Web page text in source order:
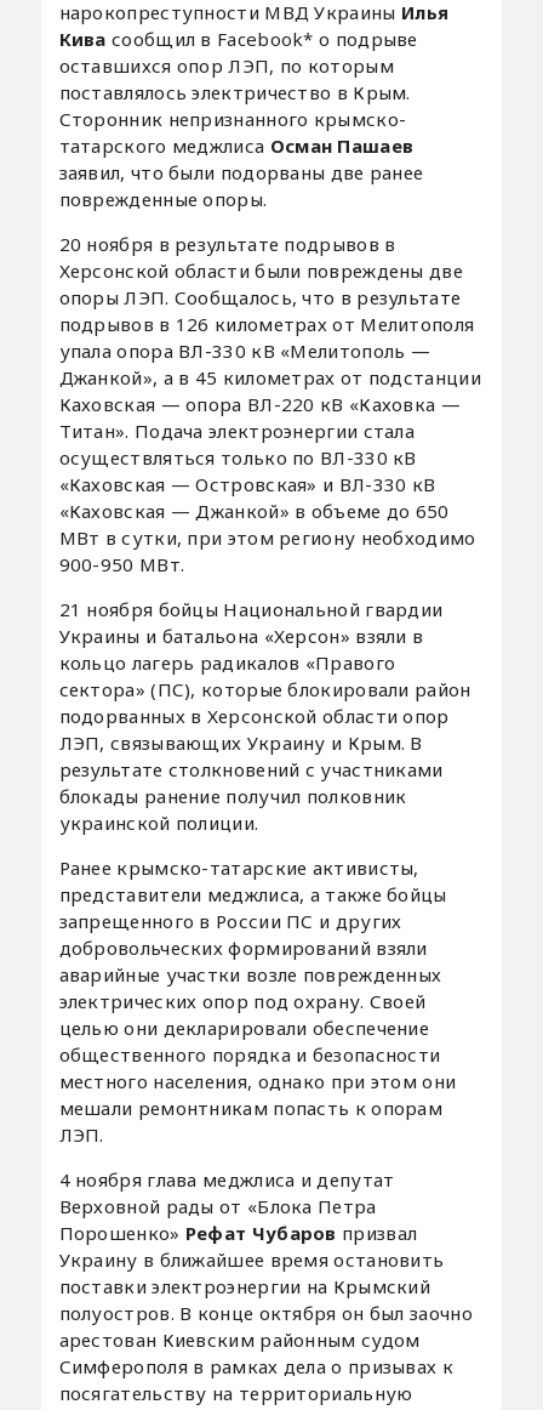
нарокопреступности МВД Украины Илья
Кива сообщил в Facebook* о подрыве
оставшихся опор ЛЭП, по которым
поставлялось электричество в Крым.
Сторонник непризнанного крымско-
татарского меджлиса Осман Пашаев
заявил, что были подорваны две ранее
поврежденные опоры.
20 ноября в результате подрывов в
Херсонской области были повреждены две
опоры ЛЭП. Сообщалось, что в результате
подрывов в 126 километрах от Мелитополя
упала опора ВЛ-330 кВ «Мелитополь —
Джанкой», а в 45 километрах от подстанции
Каховская — опора ВЛ-220 кВ «Каховка —
Титан». Подача электроэнергии стала
осуществляться только по ВЛ-330 кВ
«Каховская — Островская» и ВЛ-330 кВ
«Каховская — Джанкой» в объеме до 650
МВт в сутки, при этом региону необходимо
900-950 МВт.
21 ноября бойцы Национальной гвардии
Украины и батальона «Херсон» взяли в
кольцо лагерь радикалов «Правого
сектора» (ПС), которые блокировали район
подорванных в Херсонской области опор
ЛЭП, связывающих Украину и Крым. В
результате столкновений с участниками
блокады ранение получил полковник
украинской полиции.
Ранее крымско-татарские активисты,
представители меджлиса, а также бойцы
запрещенного в России ПС и других
добровольческих формирований взяли
аварийные участки возле поврежденных
электрических опор под охрану. Своей
целью они декларировали обеспечение
общественного порядка и безопасности
местного населения, однако при этом они
мешали ремонтникам попасть к опорам
ЛЭП.
4 ноября глава меджлиса и депутат
Верховной рады от «Блока Петра
Порошенко» Рефат Чубаров призвал
Украину в ближайшее время остановить
поставки электроэнергии на Крымский
полуостров. В конце октября он был заочно
арестован Киевским районным судом
Симферополя в рамках дела о призывах к
посягательству на территориальную